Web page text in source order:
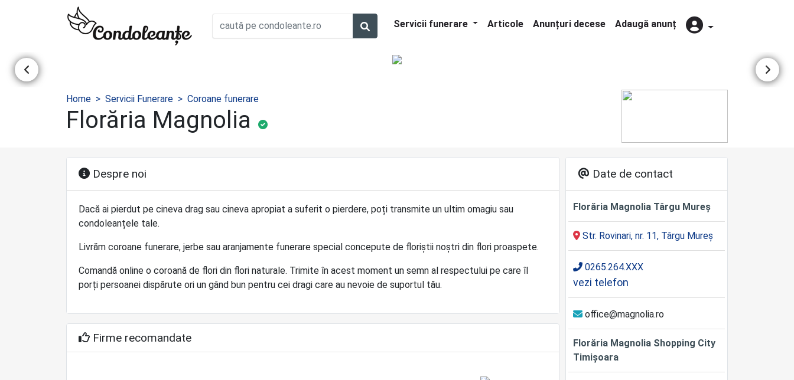
Servicii funerare Articole Anunțuri decese Adaugă anunț
Home Servicii Funerare Coroane funerare
Florăria Magnolia
Despre noi
Dacă ai pierdut pe cineva drag sau cineva apropiat a suferit o pierdere, poți transmite un ultim omagiu sau
condoleanțele tale.
Livrăm coroane funerare, jerbe sau aranjamente funerare special concepute de floriștii noștri din flori proaspete.
Comandă online o coroană de flori din flori naturale. Trimite în acest moment un semn al respectului pe care îl
porți persoanei dispărute ori un gând bun pentru cei dragi care au nevoie de suportul tău.
Firme recomandate
Date de contact
Florăria Magnolia Târgu Mureș
Str. Rovinari, nr. 11, Târgu Mureș
0265.264.XXX
vezi telefon
office@magnolia.ro
Florăria Magnolia Shopping City
Timișoara